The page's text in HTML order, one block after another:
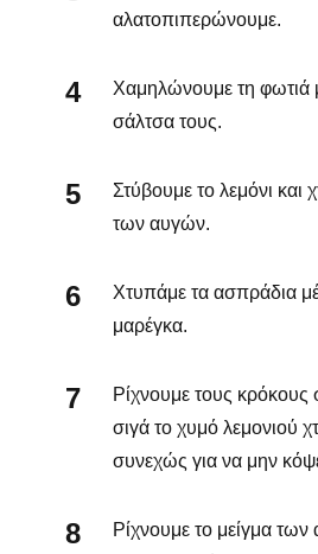
αλατοπιπερώνουμε.
Χαμηλώνουμε τη φωτιά
σάλτσα τους.
Στύβουμε το λεμόνι και
των αυγών.
Χτυπάμε τα ασπράδια
μαρέγκα.
Ρίχνουμε τους κρόκους
σιγά το χυμό λεμονιού
συνεχώς για να μην
Ρίχνουμε το μείγμα